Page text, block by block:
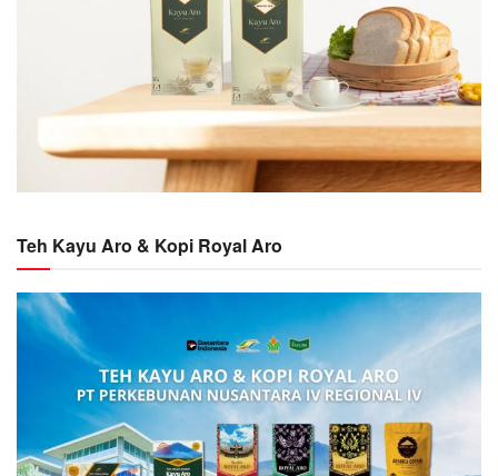
Teh Kayu Aro & Kopi Royal Aro